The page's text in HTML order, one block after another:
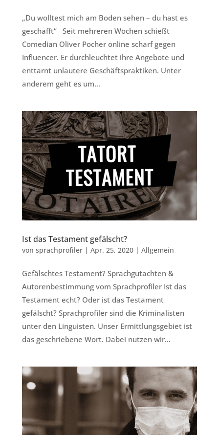
„Du wolltest mich am Boden sehen – du hast es
geschafft“ Seit mehreren Wochen schießt
Comedian Oliver Pocher online scharf gegen
Influencer. Er durchleuchtet ihre Angebote und
enttarnt unlautere Geschäftspraktiken. Unter
anderem geht es um...
Ist das Testament gefälscht?
von sprachprofiler| Apr. 25, 2020| Allgemein
Gefälschtes Testament? Sprachgutachten &
Autorenbestimmung vom Sprachprofiler Ist das
Testament echt? Oder ist das Testament
gefälscht? Sprachprofiler sind die Kriminalisten
unter den Linguisten. Unser Ermittlungsgebiet ist
das geschriebene Wort. Dabei nutzen wir...